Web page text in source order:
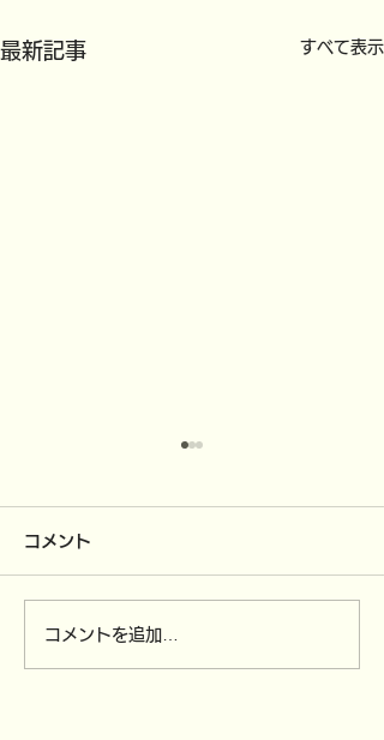
最新記事 すべて表示
4/12（日）～
コメント
コメントを追加…